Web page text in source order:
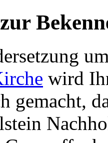
wird
gemacht,